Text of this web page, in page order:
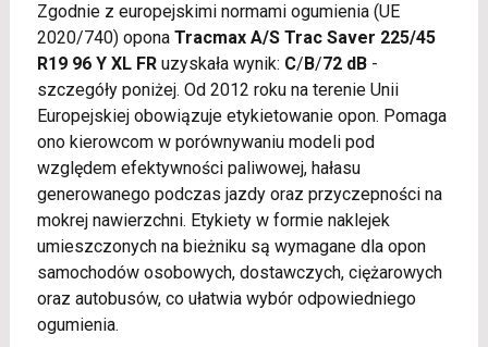
Zgodnie z europejskimi normami ogumienia (UE
2020/740) opona Tracmax A/S Trac Saver 225/45
R19 96 Y XL FRuzyskała wynik: C/B/72 dB-
szczegóły poniżej. Od 2012 roku na terenie Unii
Europejskiej obowiązuje etykietowanie opon. Pomaga
ono kierowcom w porównywaniu modeli pod
względem efektywności paliwowej, hałasu
generowanego podczas jazdy oraz przyczepności na
mokrej nawierzchni. Etykiety w formie naklejek
umieszczonych na bieżniku są wymagane dla opon
samochodów osobowych, dostawczych, ciężarowych
oraz autobusów, co ułatwia wybór odpowiedniego
ogumienia.